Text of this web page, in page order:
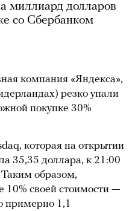
миллиард долларов
со Сбербанком
компания «Яндекса»,
резко упали
покупке 30%
которая на открытии
35,35 доллара, к 21:00
Таким образом,
10% своей стоимости —
примерно 1,1